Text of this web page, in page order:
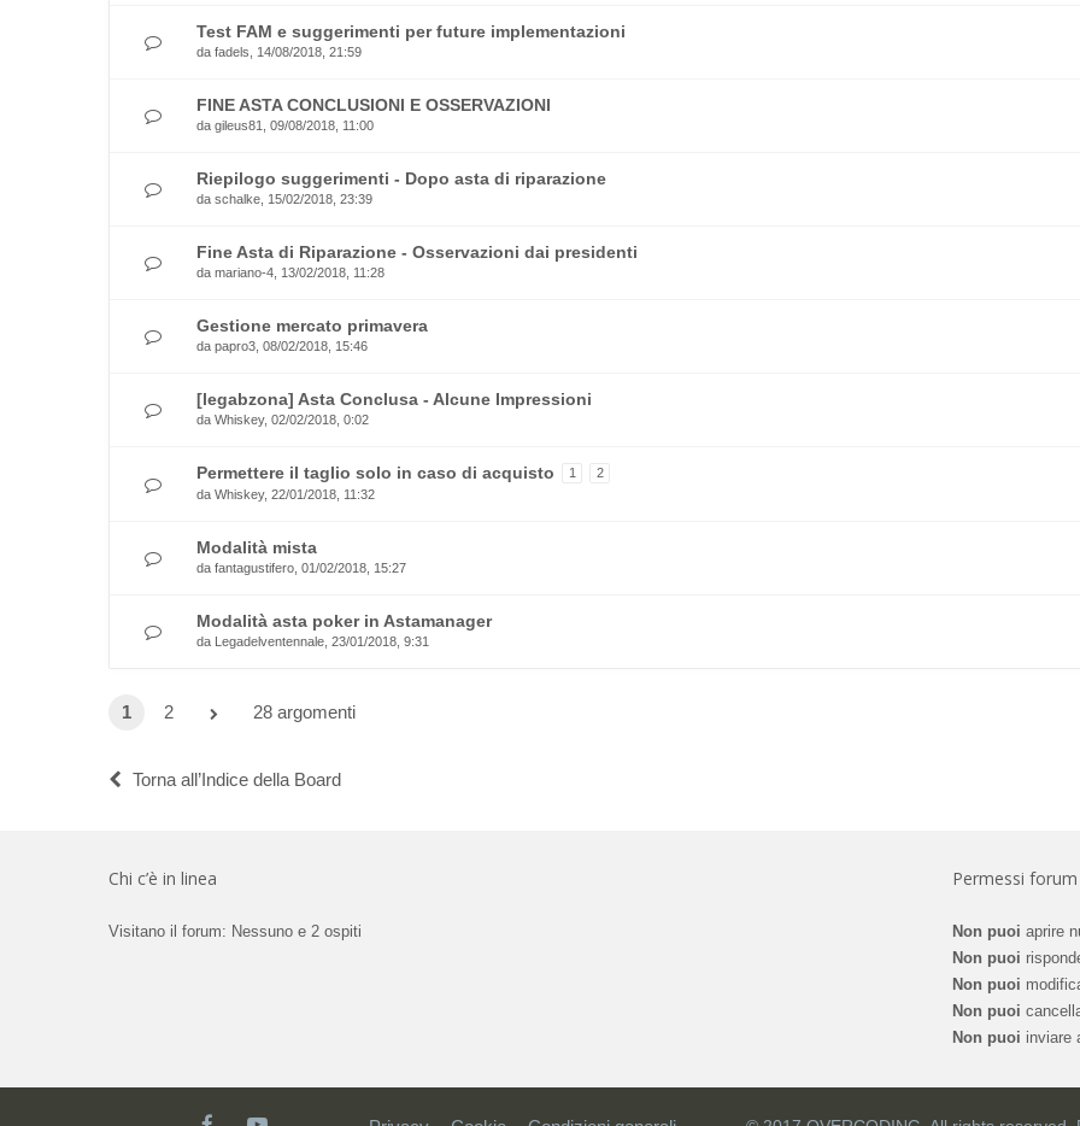
Test FAM e suggerimenti per future implementazioni
da fadels , 14/08/2018, 21:59
FINE ASTA CONCLUSIONI E OSSERVAZIONI
da gileus81 , 09/08/2018, 11:00
Riepilogo suggerimenti - Dopo asta di riparazione
da schalke , 15/02/2018, 23:39
Fine Asta di Riparazione - Osservazioni dai presidenti
da mariano-4 , 13/02/2018, 11:28
Gestione mercato primavera
da papro3 , 08/02/2018, 15:46
[legabzona] Asta Conclusa - Alcune Impressioni
da Whiskey, 02/02/2018, 0:02
Permettere il taglio solo in caso di acquisto 1
2
da Whiskey, 22/01/2018, 11:32
Modalità mista
da fantagustifero , 01/02/2018, 15:27
Modalità asta poker in Astamanager
da Legadelventennale , 23/01/2018, 9:31
1 2 28 argomenti
Torna all’Indice della Board
Permessi forum
Non puoi aprire
Non puoi
Non puoi
Non puoi
Non puoi inviare
Chi c’è in linea
Visitano il forum: Nessuno e 2 ospiti